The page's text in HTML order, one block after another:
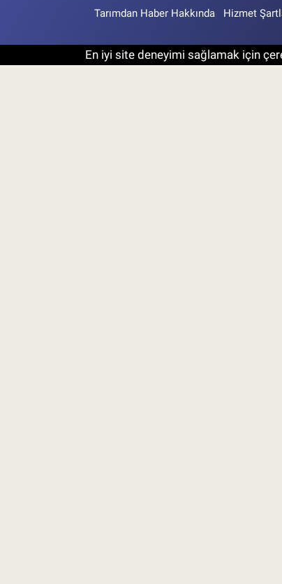
Tarımdan Haber Hakkında Hizmet
En iyi site deneyimi sağlamak için